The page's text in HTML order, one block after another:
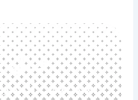
حمل
استكشف